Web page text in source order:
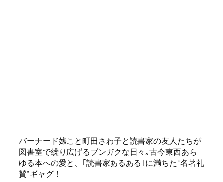
バーナード嬢こと町田さわ子と読書家の友人たちが
図書室で繰り広げるブンガクな日々｡古今東西あら
ゆる本への愛と、｢読書家あるある｣に満ちた“名著礼
賛”ギャグ！